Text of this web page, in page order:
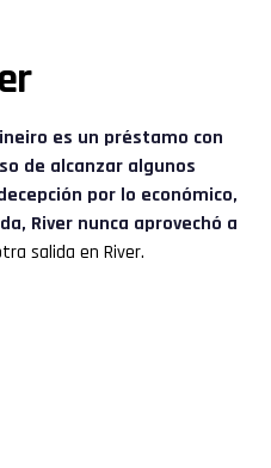
es un préstamo con
de alcanzar algunos
por lo económico,
River nunca aprovechó a
salida en River.